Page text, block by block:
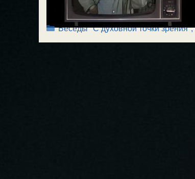
Рубрики
Беседы "С духовной точки зрения",